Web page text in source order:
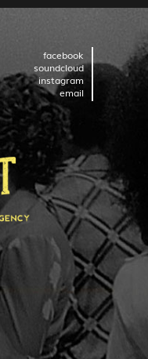
facebook
soundcloud
instagram
email